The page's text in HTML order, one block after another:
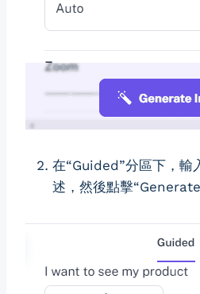
在“Guided”分區下，輸
述，然後點擊